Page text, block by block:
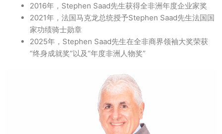
2016年，Stephen Saad先生获得全非洲年度企业家奖
2021年，法国马克龙总统授予Stephen Saad先生法国国
家功绩骑士勋章
2025年，Stephen Saad先生在全非商界领袖大奖荣获
“终身成就奖”以及“年度非洲人物奖”